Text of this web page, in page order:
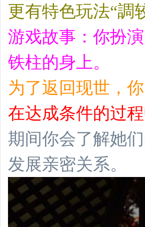
更有特色玩法“調
游戏故事：你扮
铁柱的身上。
为了返回现世，
在达成条件的过
期间你会了解她
发展亲密关系。